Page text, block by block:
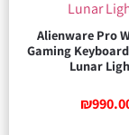
Alienware Pro
Gaming
Lunar
₪